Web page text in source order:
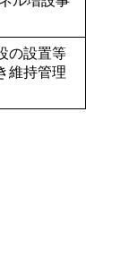
の設置等
維持管理